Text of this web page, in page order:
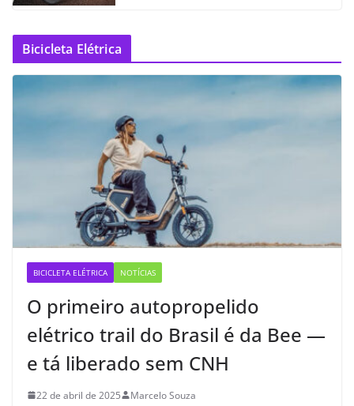
Bicicleta Elétrica
BICICLETA ELÉTRICA NOTÍCIAS
O primeiro autopropelido
elétrico trail do Brasil é da Bee —
e tá liberado sem CNH
22 de abril de 2025 Marcelo Souza